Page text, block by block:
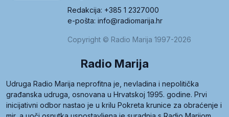
Redakcija: +385 1 2327000
e-pošta: info@radiomarija.hr
Copyright © Radio Marija 1997-2026
Radio Marija
Udruga Radio Marija neprofitna je, nevladina i nepolitička
građanska udruga, osnovana u Hrvatskoj 1995. godine. Prvi
inicijativni odbor nastao je u krilu Pokreta krunice za obraćenje i